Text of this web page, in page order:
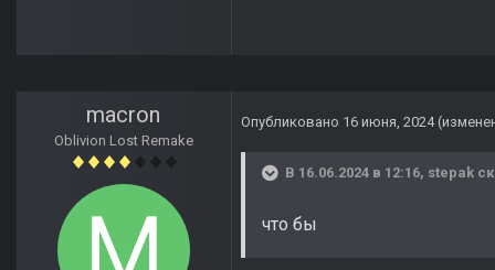
macron
Oblivion Lost Remake
Опубликовано 16 июня, 2024
В 16.06.2024 в 12:16, stepak
что бы